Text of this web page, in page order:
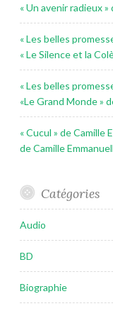
« Un avenir radieux
« Les belles
« Le Silence et la
« Les belles
«Le Grand Monde »
« Cucul » de Camille
de Camille
Catégories
Audio
BD
Biographie